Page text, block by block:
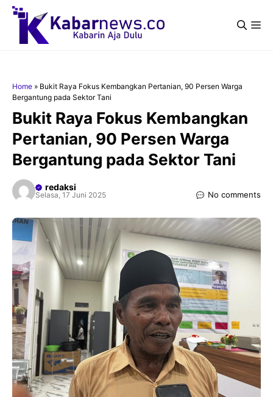
Langsung
Home » Bukit Raya Fokus Kembangkan Pertanian, 90 Persen Warga
Bergantung pada Sektor Tani
Bukit Raya Fokus Kembangkan
Pertanian, 90 Persen Warga
Bergantung pada Sektor Tani
redaksi
Selasa, 17 Juni 2025 No comments